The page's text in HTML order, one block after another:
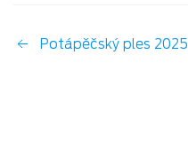
Potápěčský ples 2025